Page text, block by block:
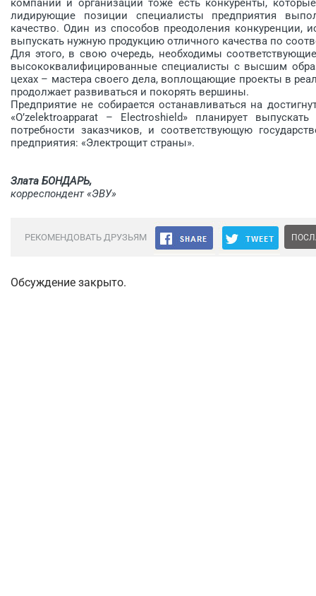
компаний и организаций тоже есть конкуренты,
лидирующие позиции специалисты предприятия
качество. Один из способов преодоления конкуренции,
выпускать нужную продукцию отличного качества по
Для этого, в свою очередь, необходимы
высококвалифицированные специалисты с высшим
цехах – мастера своего дела, воплощающие проекты в
продолжает развиваться и покорять вершины.
Предприятие не собирается останавливаться на
«O’zelektroapparat – Electroshield» планирует
потребности заказчиков, и соответствующую
предприятия: «Электрощит страны».
Злата БОНДАРЬ,
корреспондент «ЭВУ»
РЕКОМЕНДОВАТЬ ДРУЗЬЯМ
Обсуждение закрыто.